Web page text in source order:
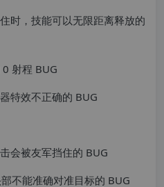
时，技能可以无限距离释放的
射程 BUG
特效不正确的 BUG
会被友军挡住的 BUG
不能准确对准目标的 BUG